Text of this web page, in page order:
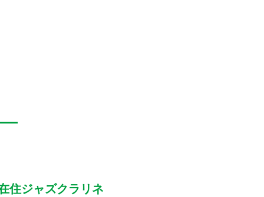
住ジャズクラリネ